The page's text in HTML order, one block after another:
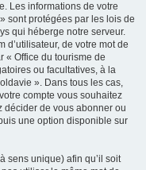
Les informations de votre
sont protégées par les lois de
qui héberge notre serveur.
d’utilisateur, de votre mot de
« Office du tourisme de
ou facultatives, à la
». Dans tous les cas,
compte vous souhaitez
décider de vous abonner ou
une option disponible sur
sens unique) afin qu’il soit